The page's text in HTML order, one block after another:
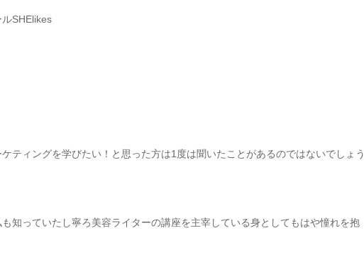
SHElikes
ティングを学びたい！と思った方は1度は聞いたことがあるのではないでしょう
知っていたし寧ろ美容ライターの講座を主宰している身としてもはや憧れを抱